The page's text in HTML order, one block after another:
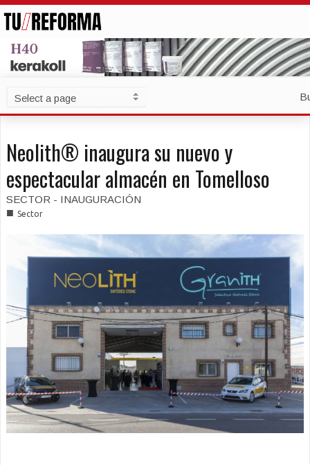
Neolith® inaugura su nuevo y
espectacular almacén en Tomelloso
SECTOR - INAUGURACIÓN
■ Sector